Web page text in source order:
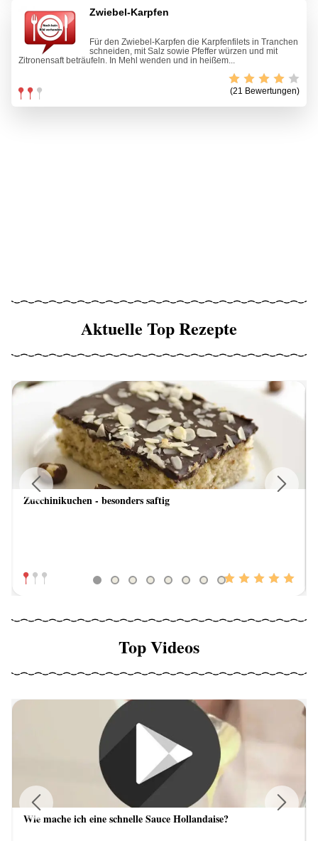
Zwiebel-Karpfen
Für den Zwiebel-Karpfen die Karpfenfilets in Tranchen
schneiden, mit Salz sowie Pfeffer würzen und mit
Zitronensaft beträufeln. In Mehl wenden und in heißem...
(21 Bewertungen)
Aktuelle Top Rezepte
Zucchinikuchen - besonders saftig
Previous
Top Videos
Wie mache ich eine schnelle Sauce Hollandaise?
Previous